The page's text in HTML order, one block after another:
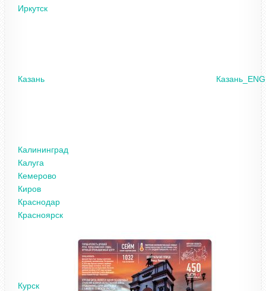
Иркутск
Казань Казань_ENG
Калининград
Калуга
Кемерово
Киров
Краснодар
Красноярск
Курск